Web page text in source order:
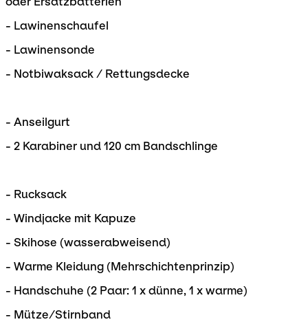
- Lawinenschaufel
- Lawinensonde
- Notbiwaksack / Rettungsdecke
- Anseilgurt
- 2 Karabiner und 120 cm Bandschlinge
- Rucksack
- Windjacke mit Kapuze
- Skihose (wasserabweisend)
- Warme Kleidung (Mehrschichtenprinzip)
- Handschuhe (2 Paar: 1 x dünne, 1 x warme)
- Mütze/Stirnband